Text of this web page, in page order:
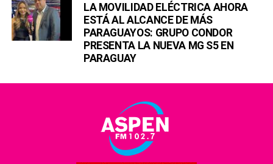
LA MOVILIDAD ELÉCTRICA AHORA
ESTÁ AL ALCANCE DE MÁS
PARAGUAYOS: GRUPO CONDOR
PRESENTA LA NUEVA MG S5 EN
PARAGUAY